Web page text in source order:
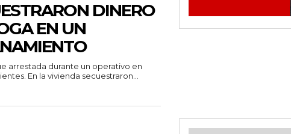
DINERO
EN UN
arrestada durante un operativo en
En la vivienda secuestraron...